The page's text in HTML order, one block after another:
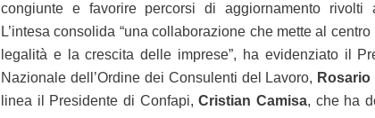
congiunte e favorire percorsi di aggiornamento rivolti
L’intesa consolida “una collaborazione che mette al
legalità e la crescita delle imprese”, ha evidenziato il
Nazionale dell’Ordine dei Consulenti del Lavoro,
linea il Presidente di Confapi,Cristian Camisa, che ha